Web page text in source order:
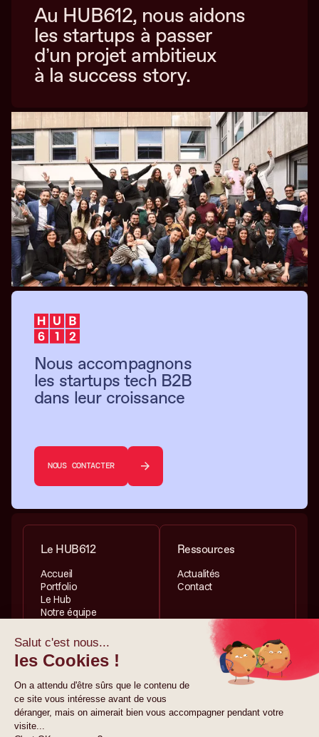
Au HUB612, nous aidons
les startups à passer
d’un projet ambitieux
à la success story.
Nous accompagnons
les startups tech B2B
dans leur croissance
NOUS CONTACTER
Le HUB612
Accueil
Portfolio
Le Hub
Notre équipe
Ressources
Actualités
Contact
Services
Investissement
Accélération
Informations légales
Politique de
Politique de cookies